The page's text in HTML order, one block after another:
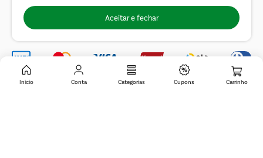
Aceitar e fechar
Inicio Conta Categorias Cupons
Trabalhe Conosco